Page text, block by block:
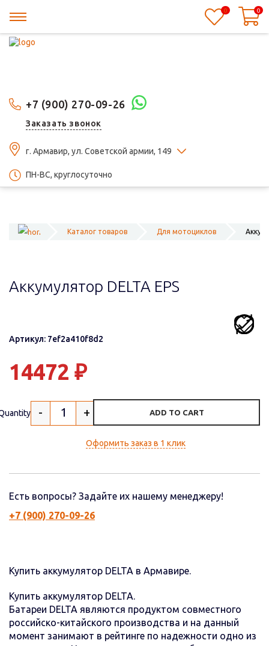
+7 (900) 270-09-26
Заказать звонок
г. Армавир, ул. Советской армии, 149
ПН-ВС, круглосуточно
0 0
Каталог товаров Для мотоциклов
Аккумулятор DELTA EPS
Артикул: 7ef2a410f8d2
14472 ₽
- + ADD TO CART
Оформить заказ в 1 клик
Есть вопросы? Задайте их нашему менеджеру!
+7 (900) 270-09-26
Купить аккумулятор DELTA в Армавире.
Купить аккумулятор DELTA.
Батареи DELTA являются продуктом совместного
российско-китайского производства и на данный
момент занимают в рейтинге по надежности одно из